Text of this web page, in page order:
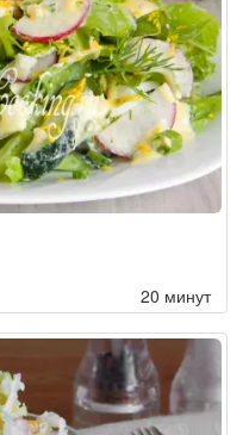
20 минут